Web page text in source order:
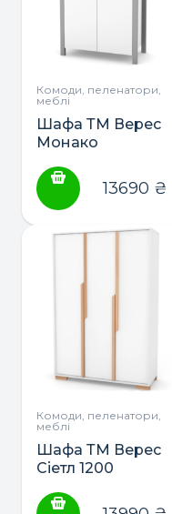
вибрати
сторінці
Комоди, пеленатори,
меблі
Шафа ТМ Верес
Монако
13690 ₴
Комоди, пеленатори,
меблі
Шафа ТМ Верес
Сіетл 1200